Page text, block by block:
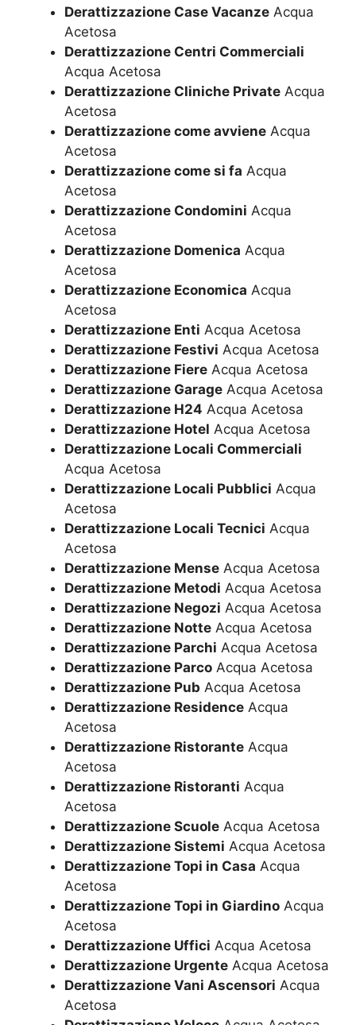
Derattizzazione Case Vacanze Acqua
Acetosa
Derattizzazione Centri Commerciali
Acqua Acetosa
Derattizzazione Cliniche Private Acqua
Acetosa
Derattizzazione come avviene Acqua
Acetosa
Derattizzazione come si fa Acqua
Acetosa
Derattizzazione Condomini Acqua
Acetosa
Derattizzazione Domenica Acqua
Acetosa
Derattizzazione Economica Acqua
Acetosa
Derattizzazione Enti Acqua Acetosa
Derattizzazione Festivi Acqua Acetosa
Derattizzazione Fiere Acqua Acetosa
Derattizzazione Garage Acqua Acetosa
Derattizzazione H24 Acqua Acetosa
Derattizzazione Hotel Acqua Acetosa
Derattizzazione Locali Commerciali
Acqua Acetosa
Derattizzazione Locali Pubblici Acqua
Acetosa
Derattizzazione Locali Tecnici Acqua
Acetosa
Derattizzazione Mense Acqua Acetosa
Derattizzazione Metodi Acqua Acetosa
Derattizzazione Negozi Acqua Acetosa
Derattizzazione Notte Acqua Acetosa
Derattizzazione Parchi Acqua Acetosa
Derattizzazione Parco Acqua Acetosa
Derattizzazione Pub Acqua Acetosa
Derattizzazione Residence Acqua
Acetosa
Derattizzazione Ristorante Acqua
Acetosa
Derattizzazione Ristoranti Acqua
Acetosa
Derattizzazione Scuole Acqua Acetosa
Derattizzazione Sistemi Acqua Acetosa
Derattizzazione Topi in Casa Acqua
Acetosa
Derattizzazione Topi in Giardino Acqua
Acetosa
Derattizzazione Uffici Acqua Acetosa
Derattizzazione Urgente Acqua Acetosa
Derattizzazione Vani Ascensori Acqua
Acetosa